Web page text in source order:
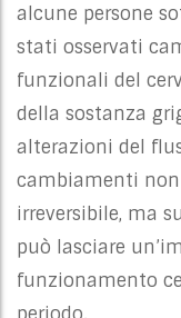
alcune persone
stati osservati
funzionali del
della sostanza
alterazioni del
cambiamenti
irreversibile, ma
può lasciare
funzionamento